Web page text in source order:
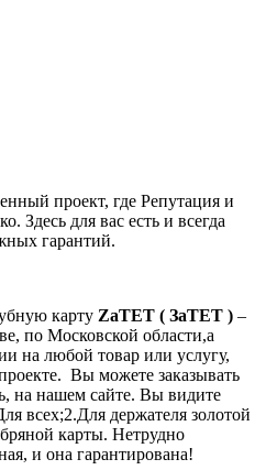
проект, где Репутация и
Здесь для вас есть и всегда
гарантий.
карту ZaTET ( ЗаТЕТ ) –
по Московской области,а
на любой товар или услугу,
Вы можете заказывать
на нашем сайте. Вы видите
всех;2.Для держателя золотой
карты. Нетрудно
и она гарантирована!